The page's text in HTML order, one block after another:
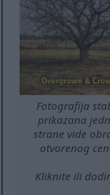
Fotografija
prikazana
strane vide
otvorenog
Kliknite ili